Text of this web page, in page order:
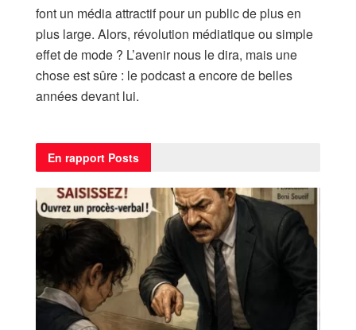
font un média attractif pour un public de plus en
plus large. Alors, révolution médiatique ou simple
effet de mode ? L’avenir nous le dira, mais une
chose est sûre : le podcast a encore de belles
années devant lui.
En rapport Posts